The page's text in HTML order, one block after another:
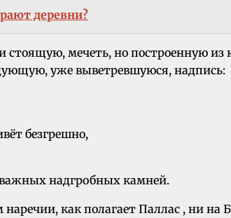
деревни?
мечеть, но построенную из
уже выветревшуюся, надпись:
безгрешно,
надгробных камней.
как полагает Паллас , ни